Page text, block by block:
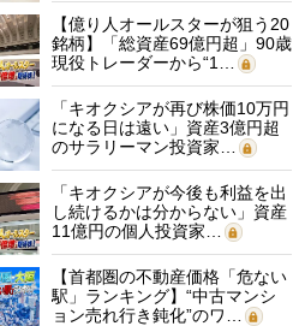
【億り人オールスターが狙う20
銘柄】「総資産69億円超」90歳
現役トレーダーから“1…
「キオクシアが再び株価10万円
になる日は遠い」資産3億円超
のサラリーマン投資家…
「キオクシアが今後も利益を出
し続けるかは分からない」資産
11億円の個人投資家…
【首都圏の不動産価格「危ない
駅」ランキング】“中古マンシ
ョン売れ行き鈍化”のワ…